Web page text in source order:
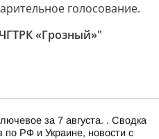
голосование.
«Грозный»"
за 7 августа. . Сводка
по РФ и Украине, новости с